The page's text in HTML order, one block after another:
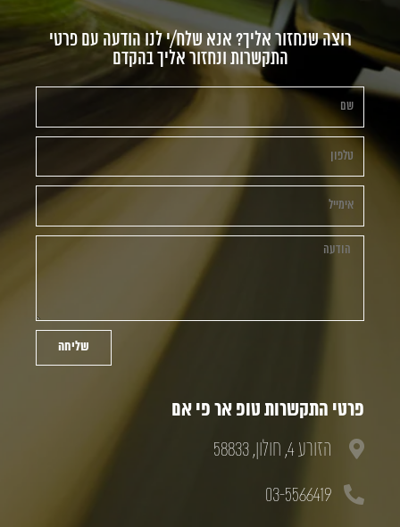
רוצה שנחזור אליך? אנא שלח/י לנו הודעה עם פרטי
התקשרות ונחזור אליך בהקדם
שליחה
פרטי התקשרות טופ אר פי אם
הזורע 4, חולון, 58833
03-5566419